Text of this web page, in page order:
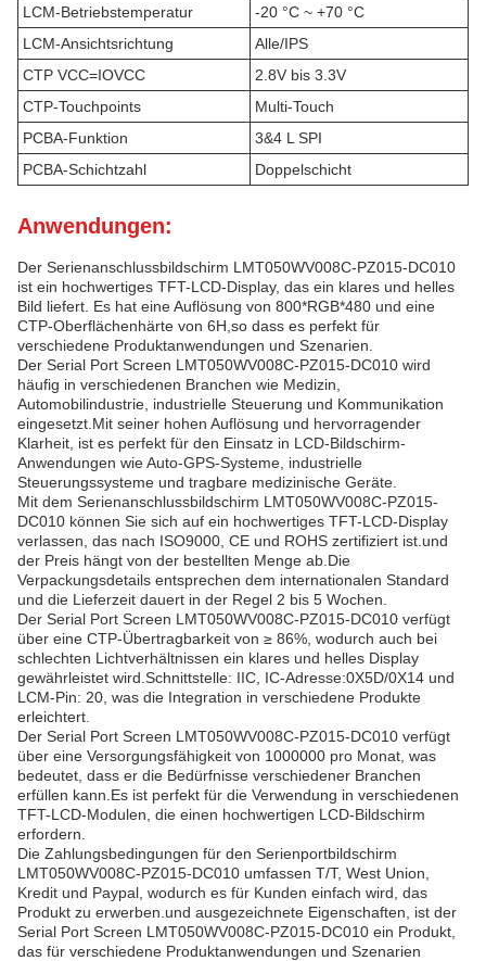
LCM-Betriebstemperatur
-20 °C ~ +70 °C
LCM-Ansichtsrichtung
Alle/IPS
CTP VCC=IOVCC
2.8V bis 3.3V
CTP-Touchpoints
Multi-Touch
PCBA-Funktion
3&4 L SPI
PCBA-Schichtzahl
Doppelschicht
Anwendungen:
Der Serienanschlussbildschirm LMT050WV008C-PZ015-DC010
ist ein hochwertiges TFT-LCD-Display, das ein klares und helles
Bild liefert. Es hat eine Auflösung von 800*RGB*480 und eine
CTP-Oberflächenhärte von 6H,so dass es perfekt für
verschiedene Produktanwendungen und Szenarien.
Der Serial Port Screen LMT050WV008C-PZ015-DC010 wird
häufig in verschiedenen Branchen wie Medizin,
Automobilindustrie, industrielle Steuerung und Kommunikation
eingesetzt.Mit seiner hohen Auflösung und hervorragender
Klarheit, ist es perfekt für den Einsatz in LCD-Bildschirm-
Anwendungen wie Auto-GPS-Systeme, industrielle
Steuerungssysteme und tragbare medizinische Geräte.
Mit dem Serienanschlussbildschirm LMT050WV008C-PZ015-
DC010 können Sie sich auf ein hochwertiges TFT-LCD-Display
verlassen, das nach ISO9000, CE und ROHS zertifiziert ist.und
der Preis hängt von der bestellten Menge ab.Die
Verpackungsdetails entsprechen dem internationalen Standard
und die Lieferzeit dauert in der Regel 2 bis 5 Wochen.
Der Serial Port Screen LMT050WV008C-PZ015-DC010 verfügt
über eine CTP-Übertragbarkeit von ≥ 86%, wodurch auch bei
schlechten Lichtverhältnissen ein klares und helles Display
gewährleistet wird.Schnittstelle: IIC, IC-Adresse:0X5D/0X14 und
LCM-Pin: 20, was die Integration in verschiedene Produkte
erleichtert.
Der Serial Port Screen LMT050WV008C-PZ015-DC010 verfügt
über eine Versorgungsfähigkeit von 1000000 pro Monat, was
bedeutet, dass er die Bedürfnisse verschiedener Branchen
erfüllen kann.Es ist perfekt für die Verwendung in verschiedenen
TFT-LCD-Modulen, die einen hochwertigen LCD-Bildschirm
erfordern.
Die Zahlungsbedingungen für den Serienportbildschirm
LMT050WV008C-PZ015-DC010 umfassen T/T, West Union,
Kredit und Paypal, wodurch es für Kunden einfach wird, das
Produkt zu erwerben.und ausgezeichnete Eigenschaften, ist der
Serial Port Screen LMT050WV008C-PZ015-DC010 ein Produkt,
das für verschiedene Produktanwendungen und Szenarien